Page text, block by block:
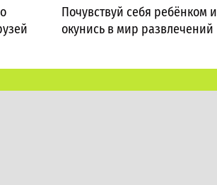
Почувствуй себя ребёнком и
окунись в мир развлечений